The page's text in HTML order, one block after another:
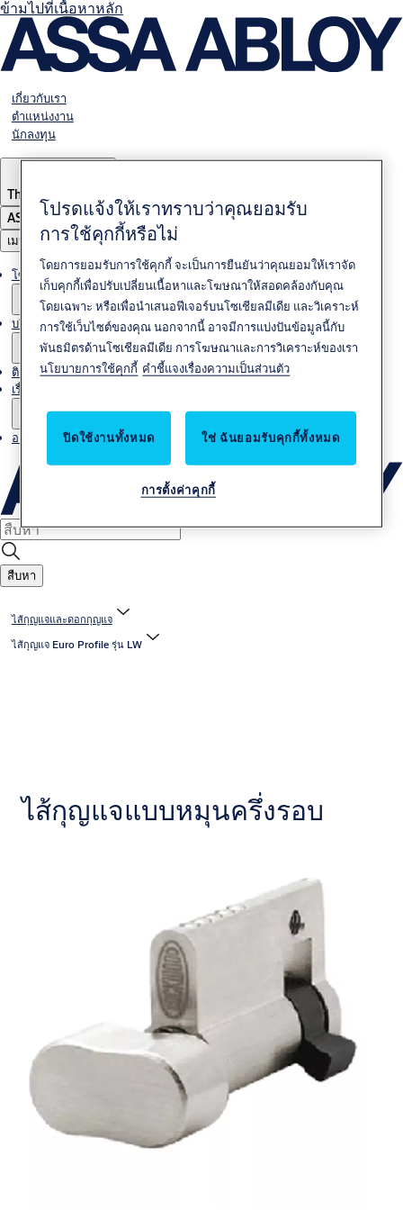
ข้ามไปที่เนื้อหาหลัก
เกี่ยวกับเรา
ตำแหน่งงาน
นักลงทุน
Thailand
ASSA ABLOY Group
เมนู
โซลูชั่นต่างๆ
บริการ
ติดต่อเรา
เรื่องราวของเรา
อาชีพ
สืบหา
ไส้กุญแจและดอกกุญแจ
ไส้กุญแจ Euro Profile รุ่น LW
ไส้กุญแจแบบหมุนครึ่งรอบ
โปรดแจ้งให้เราทราบว่าคุณยอมรับ
การใช้คุกกี้หรือไม่
โดยการยอมรับการใช้คุกกี้ จะเป็นการยืนยันว่าคุณยอมให้เราจัด
เก็บคุกกี้เพื่อปรับเปลี่ยนเนื้อหาและโฆษณาให้สอดคล้องกับคุณ
โดยเฉพาะ หรือเพื่อนำเสนอฟีเจอร์บนโซเชียลมีเดีย และวิเคราะห์
การใช้เว็บไซต์ของคุณ นอกจากนี้ อาจมีการแบ่งปันข้อมูลนี้กับ
พันธมิตรด้านโซเชียลมีเดีย การโฆษณาและการวิเคราะห์ของเรา
นโยบายการใช้คุกกี้ คำชี้แจงเรื่องความเป็นส่วนตัว
ปิดใช้งานทั้งหมด ใช่ ฉันยอมรับคุกกี้ทั้งหมด
การตั้งค่าคุกกี้